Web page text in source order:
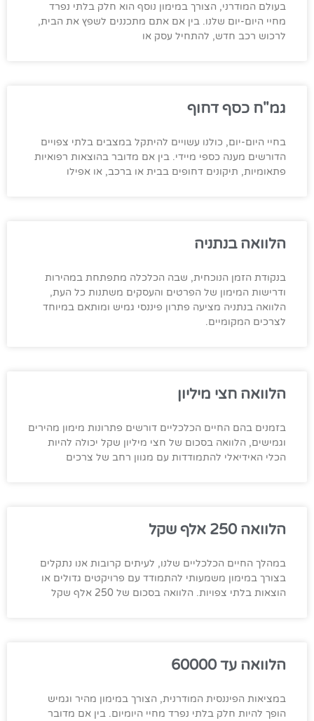
בעולם המודרני, הצורך במימון נוסף הוא חלק בלתי נפרד
מחיי היום-יום שלנו. בין אם אתם מתכננים לשפץ את הבית,
לרכוש רכב חדש, להתחיל עסק או
גמ"ח כסף דחוף
בחיי היום-יום, כולנו עשויים להיתקל במצבים בלתי צפויים
הדורשים מענה כספי מיידי. בין אם מדובר בהוצאות רפואיות
פתאומיות, תיקונים דחופים בבית או ברכב, או אפילו
הלוואה בנתניה
בנקודת הזמן הנוכחית, שבה הכלכלה מתפתחת במהירות
ודרישות המימון של הפרטים והעסקים משתנות כל העת,
הלוואה בנתניה מציעה פתרון פיננסי גמיש ומותאם במיוחד
לצרכים המקומיים.
הלוואה חצי מיליון
בזמנים בהם החיים הכלכליים דורשים פתרונות מימון מהירים
וגמישים, הלוואה בסכום של חצי מיליון שקל יכולה להיות
הכלי האידיאלי להתמודדות עם מגוון רחב של צרכים
הלוואה 250 אלף שקל
במהלך החיים הכלכליים שלנו, לעיתים קרובות אנו נתקלים
בצורך במימון משמעותי להתמודד עם פרויקטים גדולים או
הוצאות בלתי צפויות. הלוואה בסכום של 250 אלף שקל
הלוואה עד 60000
במציאות הפיננסית המודרנית, הצורך במימון מהיר וגמיש
הופך להיות חלק בלתי נפרד מחיי היומיום. בין אם מדובר